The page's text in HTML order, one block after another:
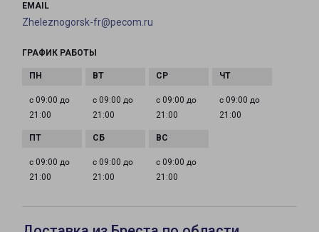
EMAIL
Zheleznogorsk-fr@pecom.ru
ГРАФИК РАБОТЫ
с 09:00 до
21:00
с 09:00 до
21:00
с 09:00 до
21:00
с 09:00 до
21:00
с 09:00 до
21:00
с 09:00 до
21:00
с 09:00 до
21:00